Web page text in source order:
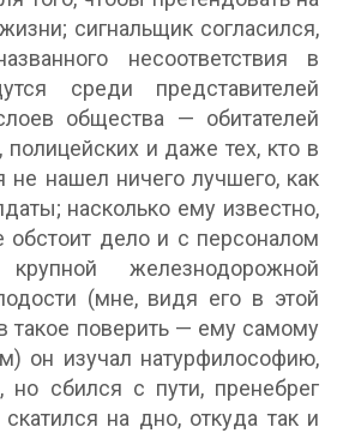
сигнальщик согласился,
несоответствия в
среди представителей
общества — обитателей
и даже тех, кто в
не нашел ничего лучшего, как
насколько ему известно,
обстоит дело и с персоналом
железнодорожной
(мне, видя его в этой
такое поверить — ему самому
он изучал натурфилософию,
но сбился с пути, пренебрег
на дно, откуда так и